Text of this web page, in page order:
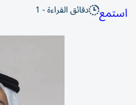
استمع دقائق القراءة - 1